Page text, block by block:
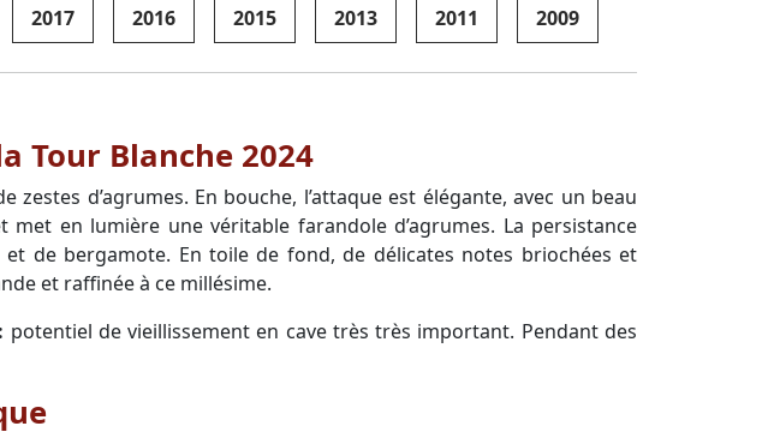
2017 2016 2015 2013 2011 2009
Tour Blanche 2024
d’agrumes. En bouche, l’attaque est élégante, avec un beau
en lumière une véritable farandole d’agrumes. La persistance
de bergamote. En toile de fond, de délicates notes briochées et
et raffinée à ce millésime.
potentiel de vieillissement en cave très très important. Pendant des